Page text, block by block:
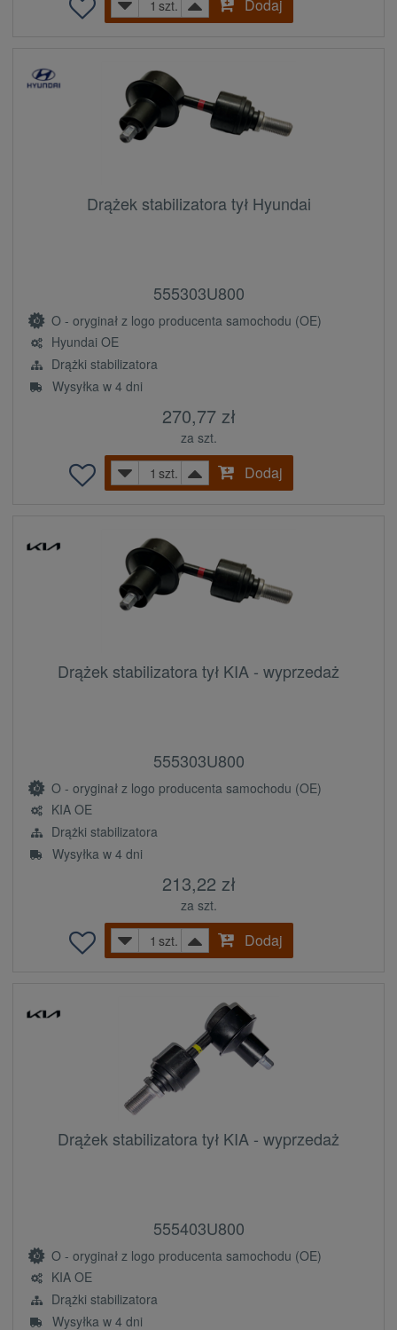
szt. Dodaj
Drążek stabilizatora tył Hyundai
555303U800
O - oryginał z logo producenta samochodu (OE)
Hyundai OE
Drążki stabilizatora
Wysyłka w 4 dni
270,77 zł
za szt.
szt.
Dodaj
Drążek stabilizatora tył KIA - wyprzedaż
555303U800
O - oryginał z logo producenta samochodu (OE)
KIA OE
Drążki stabilizatora
Wysyłka w 4 dni
213,22 zł
za szt.
szt.
Dodaj
Drążek stabilizatora tył KIA - wyprzedaż
555403U800
O - oryginał z logo producenta samochodu (OE)
KIA OE
Drążki stabilizatora
Wysyłka w 4 dni